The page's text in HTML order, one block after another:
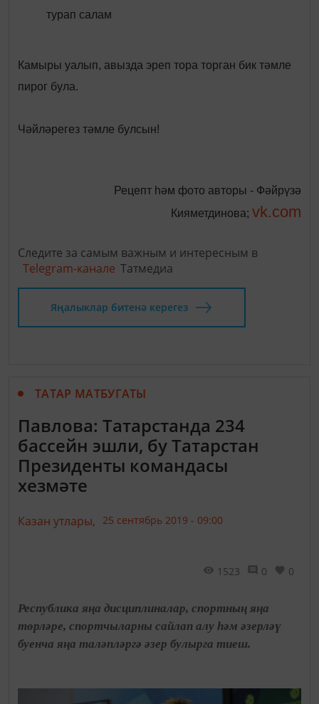
турап салам
Камыры уалып, авызда эреп тора торган бик тәмле
пирог була.
Чәйләрегез тәмле булсын!
Рецепт һәм фото авторы - Фәйрүзә
Кияметдинова; vk.com
Следите за самым важным и интересным в
Telegram-канале Татмедиа
Яңалыклар битенә керегез
ТАТАР МАТБУГАТЫ
Павлова: Татарстанда 234
бассейн эшли, бу Татарстан
Президенты командасы
хезмәте
Казан утлары, 25 сентябрь 2019 - 09:00
1523 0 0
Республика яңа дисциплиналар, спортның яңа
төрләре, спортчыларны сайлап алу һәм әзерләү
буенча яңа таләпләргә әзер булырга тиеш.